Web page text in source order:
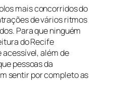
mais concorridos do
de vários ritmos
Para que ninguém
do Recife
acessível, além de
pessoas da
sentir por completo as